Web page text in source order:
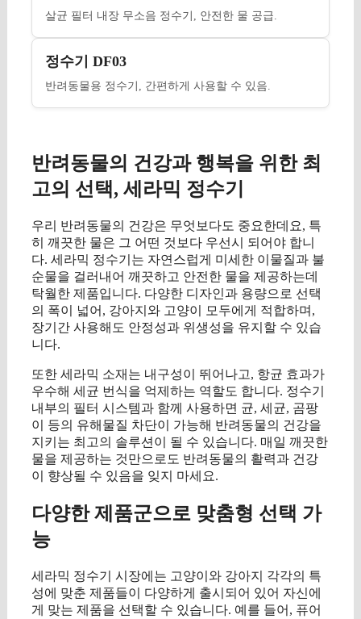
살균 필터 내장 무소음 정수기, 안전한 물 공급.
정수기 DF03
반려동물용 정수기, 간편하게 사용할 수 있음.
반려동물의 건강과 행복을 위한 최
고의 선택, 세라믹 정수기
우리 반려동물의 건강은 무엇보다도 중요한데요, 특
히 깨끗한 물은 그 어떤 것보다 우선시 되어야 합니
다. 세라믹 정수기는 자연스럽게 미세한 이물질과 불
순물을 걸러내어 깨끗하고 안전한 물을 제공하는데
탁월한 제품입니다. 다양한 디자인과 용량으로 선택
의 폭이 넓어, 강아지와 고양이 모두에게 적합하며,
장기간 사용해도 안정성과 위생성을 유지할 수 있습
니다.
또한 세라믹 소재는 내구성이 뛰어나고, 항균 효과가
우수해 세균 번식을 억제하는 역할도 합니다. 정수기
내부의 필터 시스템과 함께 사용하면 균, 세균, 곰팡
이 등의 유해물질 차단이 가능해 반려동물의 건강을
지키는 최고의 솔루션이 될 수 있습니다. 매일 깨끗한
물을 제공하는 것만으로도 반려동물의 활력과 건강
이 향상될 수 있음을 잊지 마세요.
다양한 제품군으로 맞춤형 선택 가
능
세라믹 정수기 시장에는 고양이와 강아지 각각의 특
성에 맞춘 제품들이 다양하게 출시되어 있어 자신에
게 맞는 제품을 선택할 수 있습니다. 예를 들어, 퓨어